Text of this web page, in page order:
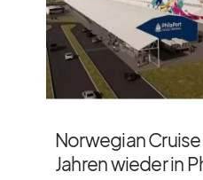
Norwegian Cruise
Jahren wieder in